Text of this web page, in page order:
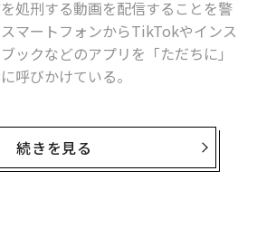
処刑する動画を配信することを警
マートフォンからTikTokやインス
ックなどのアプリを「ただちに」
呼びかけている。
イスラエルが警告なしにガザを攻
害現場の模様を投稿すると警告し
は10月11日、拉致された150人以
続きを見る